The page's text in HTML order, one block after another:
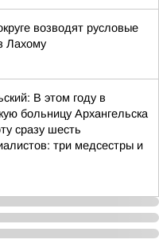
возводят русловые
Лахому
В этом году в
больницу Архангельска
сразу шесть
три медсестры и